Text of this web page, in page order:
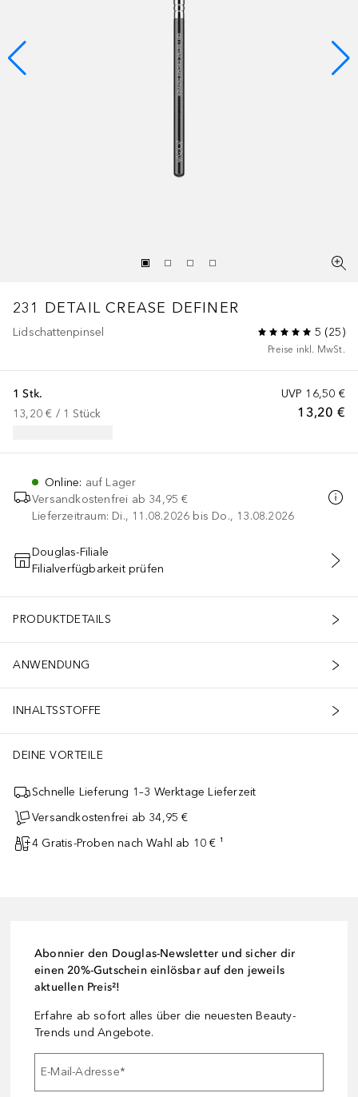
231 DETAIL CREASE DEFINER
Lidschattenpinsel 5 (25)
Preise inkl. MwSt.
UVP 16,50 €
13,20 €
1 Stk.
13,20 € / 1 Stück
Online: auf Lager
Versandkostenfrei ab 34,95 €
Lieferzeitraum: Di., 11.08.2026 bis Do., 13.08.2026
IN DEN WARENKORB
Douglas-Filiale
Filialverfügbarkeit prüfen
PRODUKTDETAILS
ANWENDUNG
INHALTSSTOFFE
DEINE VORTEILE
Schnelle Lieferung 1–3 Werktage Lieferzeit
Versandkostenfrei ab 34,95 €
4 Gratis-Proben nach Wahl ab 10 € ¹
Abonnier den Douglas-Newsletter und sicher dir
einen 20%-Gutschein einlösbar auf den jeweils
aktuellen Preis²!
Erfahre ab sofort alles über die neuesten Beauty-
Trends und Angebote.
E-Mail-Adresse*